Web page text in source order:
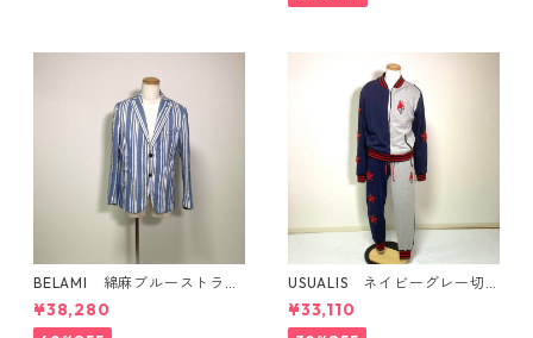
BELAMI 綿麻ブルーストライ
プジャケット イタリア製
¥38,280
USUALIS ネイビーグレー切
り替え星ワッペントラックジ
ャケット イタリア製
¥33,110